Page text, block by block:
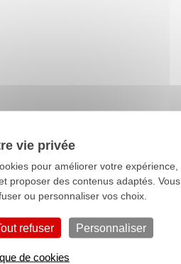
vie privée
pour améliorer votre expérience,
proposer des contenus adaptés. Vous
ou personnaliser vos choix.
refuser Personnaliser
de cookies